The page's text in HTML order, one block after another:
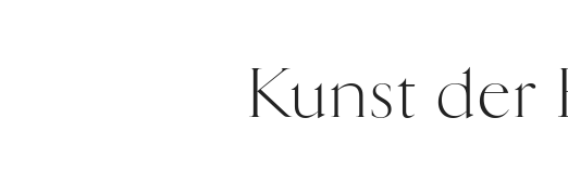
Kunst der